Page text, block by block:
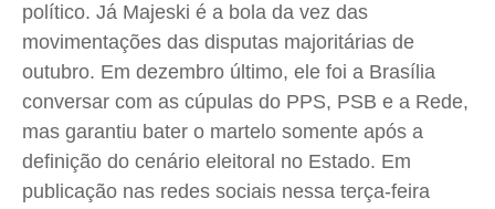
político. Já Majeski é a bola da vez das
movimentações das disputas majoritárias de
outubro. Em dezembro último, ele foi a Brasília
conversar com as cúpulas do PPS, PSB e a Rede,
mas garantiu bater o martelo somente após a
definição do cenário eleitoral no Estado. Em
publicação nas redes sociais nessa terça-feira